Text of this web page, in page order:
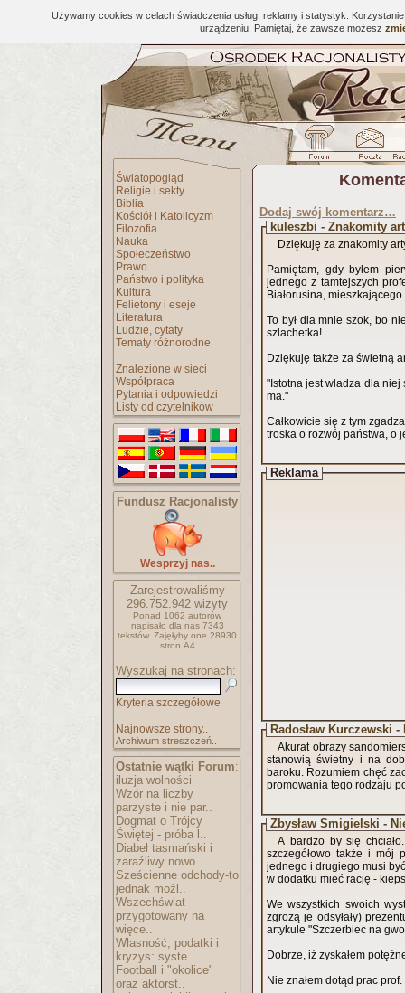
Używamy cookies w celach świadczenia usług, reklamy i statystyk.
urządzeniu. Pamiętaj, że zawsze możesz
Światopogląd
Religie i sekty
Biblia
Kościół i Katolicyzm
Filozofia
Nauka
Społeczeństwo
Prawo
Państwo i polityka
Kultura
Felietony i eseje
Literatura
Ludzie, cytaty
Tematy różnorodne
Znalezione w sieci
Współpraca
Pytania i odpowiedzi
Listy od czytelników
Fundusz Racjonalisty
Wesprzyj nas..
Zarejestrowaliśmy
296.752.942 wizyty
Ponad 1062 autorów
napisało dla nas 7343
tekstów. Zajęłyby one 28930
stron A4
Wyszukaj na stronach:
Kryteria szczegółowe
Najnowsze strony..
Archiwum streszczeń..
Ostatnie wątki Forum:
iluzja wolności
Wzór na liczby
parzyste i nie par..
Dogmat o Trójcy
Świętej - próba l..
Diabeł tasmański i
zaraźliwy nowo..
Sześcienne odchody-to
jednak możl..
Wszechświat
przygotowany na
więce..
Własność, podatki i
kryzys: syste..
Football i "okolice"
oraz aktorst..
Dodaj swój komentarz…
kuleszbi - Znakomity
Dziękuję za znakomity
Pamiętam, gdy byłem
jednego z tamtejszych
Białorusina,
To był dla mnie szok, bo
szlachetka!
Dziękuję także za świetną
"Istotna jest władza dla
ma."
Całkowicie się z tym
troska o rozwój państwa, o
Reklama
Radosław Kurczewski -
Akurat obrazy
stanowią świetny i na
baroku. Rozumiem chęć
promowania tego rodzaju
Zbysław Śmigielski -
A bardzo by się
szczegółowo także i mój
jednego i drugiego musi
w dodatku mieć rację -
We wszystkich swoich
zgrozą je odsyłały)
artykule "Szczerbiec na
Dobrze, iż zyskałem
Nie znałem dotąd prac